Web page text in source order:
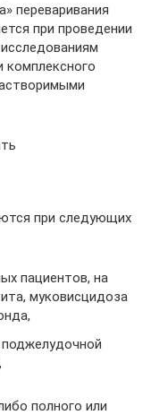
переваривания
при проведении
комплексного
при следующих
пациентов, на
муковисцидоза
полного или